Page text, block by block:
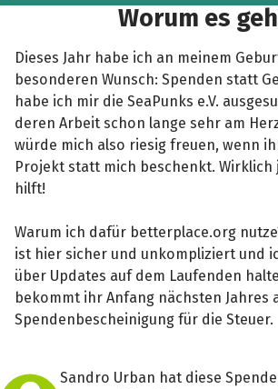
Worum es
Dieses Jahr habe ich an meinem
besonderen Wunsch: Spenden statt
habe ich mir die SeaPunks e.V.
deren Arbeit schon lange sehr am
würde mich also riesig freuen, wenn
Projekt statt mich beschenkt. Wirklich
hilft!
Warum ich dafür betterplace.org
ist hier sicher und unkompliziert und
über Updates auf dem Laufenden
bekommt ihr Anfang nächsten Jahres
Spendenbescheinigung für die Steuer.
Sandro Urban hat diese